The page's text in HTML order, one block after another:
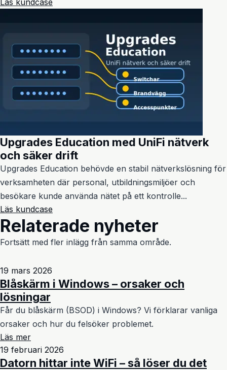
Läs kundcase
Upgrades Education med UniFi nätverk
och säker drift
Upgrades Education behövde en stabil nätverkslösning för
verksamheten där personal, utbildningsmiljöer och
besökare kunde använda nätet på ett kontrolle...
Läs kundcase
Relaterade nyheter
Fortsätt med fler inlägg från samma område.
19 mars 2026
Blåskärm i Windows – orsaker och
lösningar
Får du blåskärm (BSOD) i Windows? Vi förklarar vanliga
orsaker och hur du felsöker problemet.
Läs mer
19 februari 2026
Datorn hittar inte WiFi – så löser du det